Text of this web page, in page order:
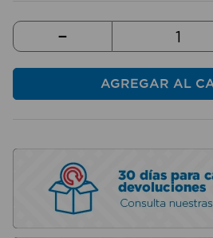
－
AGREGAR AL